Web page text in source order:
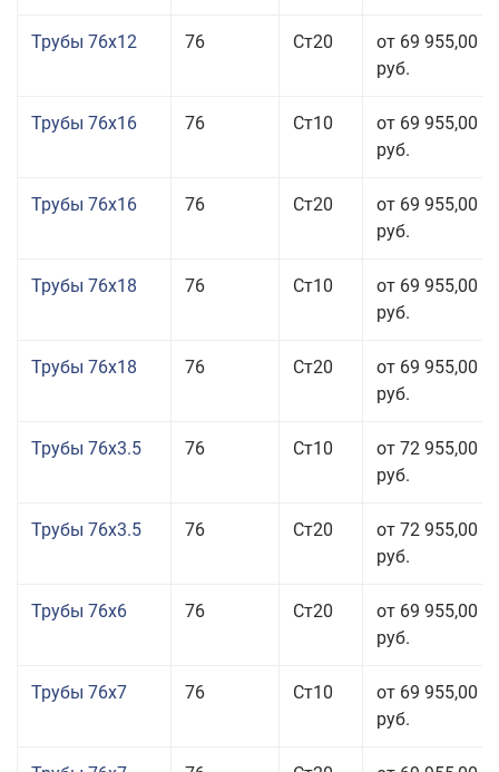
Трубы 76x12 76 Ст20
от 69 955,00
руб.
Трубы 76x16 76 Ст10
от 69 955,00
руб.
Трубы 76x16 76 Ст20
от 69 955,00
руб.
Трубы 76x18 76 Ст10
от 69 955,00
руб.
Трубы 76x18 76 Ст20
от 69 955,00
руб.
Трубы 76x3.5 76 Ст10
от 72 955,00
руб.
Трубы 76x3.5 76 Ст20
от 72 955,00
руб.
Трубы 76x6 76 Ст20
от 69 955,00
руб.
Трубы 76x7 76 Ст10
от 69 955,00
руб.